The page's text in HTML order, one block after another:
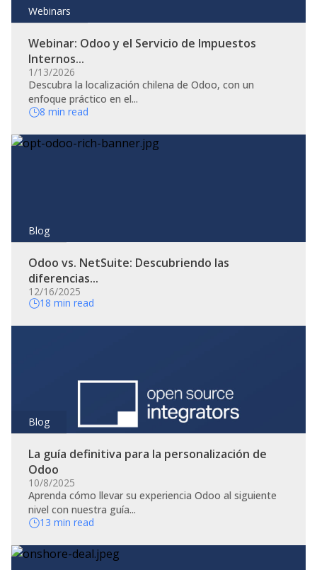
Webinars
Webinar: Odoo y el Servicio de Impuestos
Internos...
1/13/2026
Descubra la localización chilena de Odoo, con un
enfoque práctico en el...
8 min read
Blog
Odoo vs. NetSuite: Descubriendo las
diferencias...
12/16/2025
18 min read
Blog
La guía definitiva para la personalización de
Odoo
10/8/2025
Aprenda cómo llevar su experiencia Odoo al siguiente
nivel con nuestra guía...
13 min read